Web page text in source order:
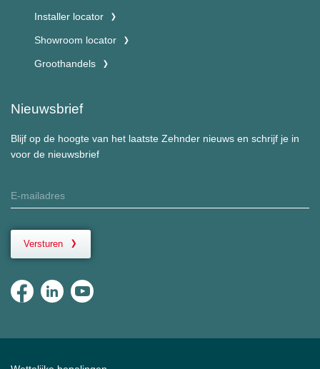
Installer locator
Showroom locator
Groothandels
Nieuwsbrief
Blijf op de hoogte van het laatste Zehnder nieuws en schrijf je in
voor de nieuwsbrief
Versturen